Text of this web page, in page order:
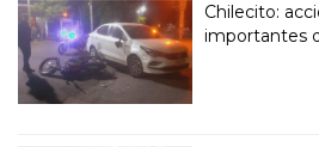
Chilecito:
importantes